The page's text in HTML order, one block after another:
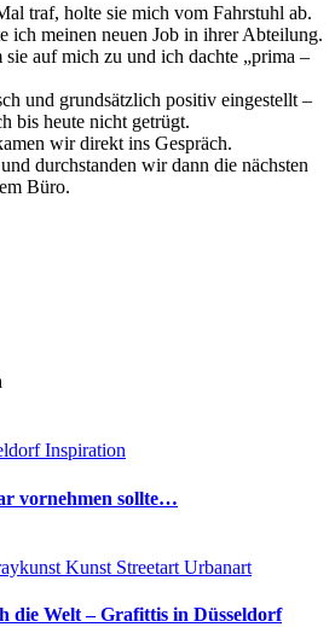
traf, holte sie mich vom Fahrstuhl ab.
ich meinen neuen Job in ihrer Abteilung.
sie auf mich zu und ich dachte „prima –
und grundsätzlich positiv eingestellt –
bis heute nicht getrügt.
wir direkt ins Gespräch.
durchstanden wir dann die nächsten
Büro.
vornehmen sollte…
die Welt – Grafittis in Düsseldorf